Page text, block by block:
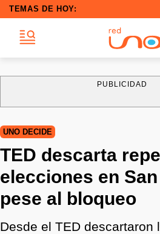
TEMAS DE HOY:
PUBLICIDAD
UNO DECIDE
TED descarta
elecciones en
pese al bloqueo
Desde el TED descartaron